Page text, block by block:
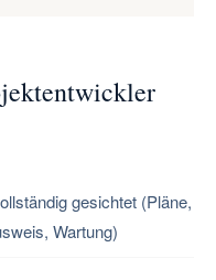
gesichtet (Pläne,
Wartung)